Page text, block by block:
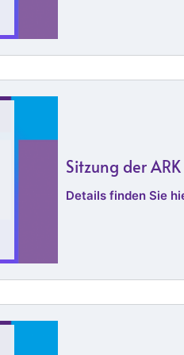
Sitzung der ARK
Details finden Sie